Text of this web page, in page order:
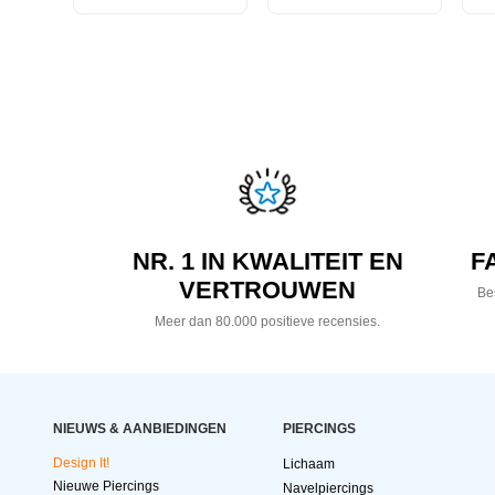
NR. 1 IN KWALITEIT EN
VERTROUWEN
Meer dan 80.000 positieve recensies.
NIEUWS & AANBIEDINGEN
Design It!
Nieuwe Piercings
PIERCINGS
Lichaam
Navelpiercings